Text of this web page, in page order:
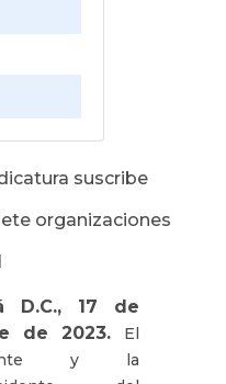
suscribe
organizaciones
D.C., 17 de
de 2023. El
y la